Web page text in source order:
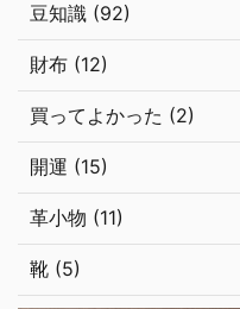
豆知識 (92)
財布 (12)
買ってよかった (2)
開運 (15)
革小物 (11)
靴 (5)